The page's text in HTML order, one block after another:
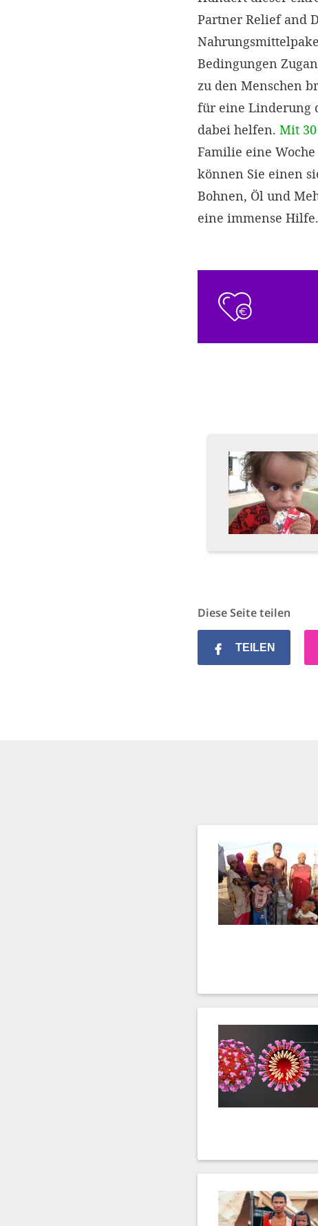
Partner Relief and
Bedingungen
zu den Menschen
für eine Linderung
dabei helfen. Mit
Familie eine
können Sie einen
Bohnen, Öl und
eine immense Hilfe.
Diese Seite teilen
TEILEN